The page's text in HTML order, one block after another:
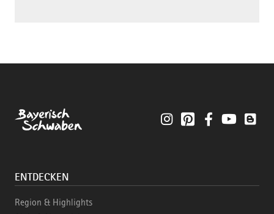
InstagramPinterestFacebookYouTube
ENTDECKEN
Region & Highlights